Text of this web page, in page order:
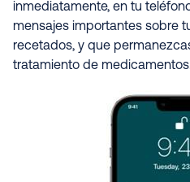
inmediatamente, en tu
mensajes importantes sobre
recetados, y que
tratamiento de